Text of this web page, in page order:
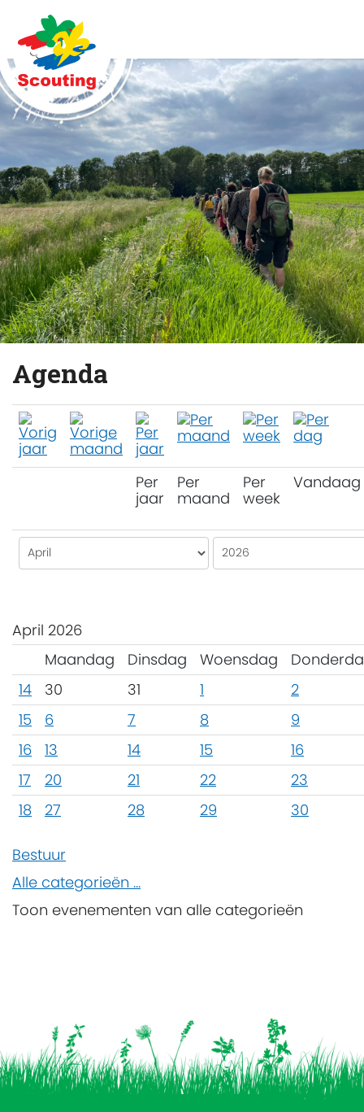
Agenda
Per
jaar
Per
maand
Per
week
Vandaag
April 2026
Maandag
Dinsdag Woensdag
14
30 31 1
2
15
6 7 8
9
16
13 14 15
16
17
20 21 22
23
18
27 28 29 30
Bestuur
Alle categorieën ...
Toon evenementen van alle categorieën